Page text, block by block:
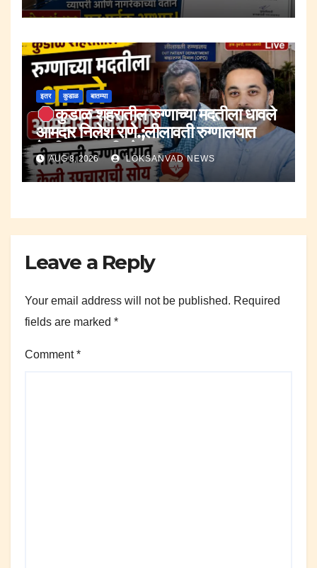
इतर कुडाळ बातम्या
कुडाळ शहरातील रुग्णाच्या मदतीला धावले
आमदार निलेश राणे.;लीलावती रुग्णालयात
केली उपचाराची सोय.
AUG 8, 2026 LOKSANVAD NEWS
Leave a Reply
Your email address will not be published. Required
fields are marked *
Comment*